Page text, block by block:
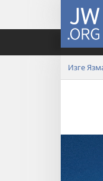
JW.ORG
Изге